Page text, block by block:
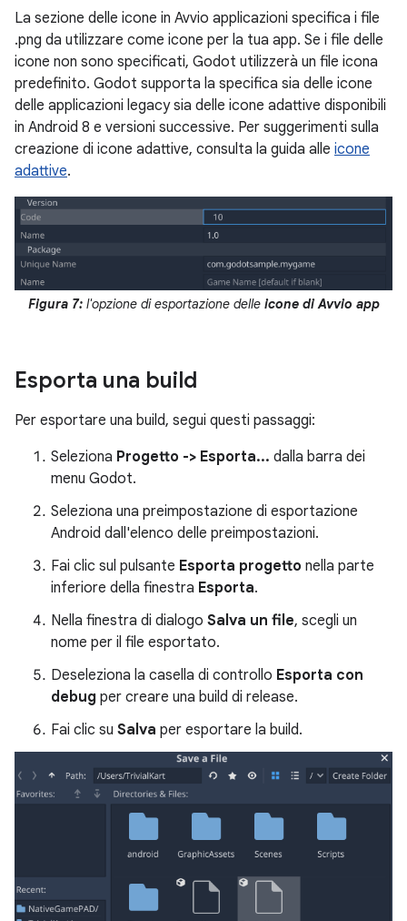
La sezione delle icone in Avvio applicazioni specifica i file
.png da utilizzare come icone per la tua app. Se i file delle
icone non sono specificati, Godot utilizzerà un file icona
predefinito. Godot supporta la specifica sia delle icone
delle applicazioni legacy sia delle icone adattive disponibili
in Android 8 e versioni successive. Per suggerimenti sulla
creazione di icone adattive, consulta la guida alle icone
adattive.
Figura 7: l'opzione di esportazione delle icone di Avvio app
Esporta una build
Per esportare una build, segui questi passaggi:
Seleziona Progetto -> Esporta... dalla barra dei
menu Godot.
Seleziona una preimpostazione di esportazione
Android dall'elenco delle preimpostazioni.
Fai clic sul pulsante Esporta progetto nella parte
inferiore della finestra Esporta.
Nella finestra di dialogo Salva un file, scegli un
nome per il file esportato.
Deseleziona la casella di controllo Esporta con
debug per creare una build di release.
Fai clic su Salva per esportare la build.